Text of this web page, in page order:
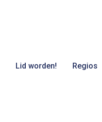
Lid worden! Regios